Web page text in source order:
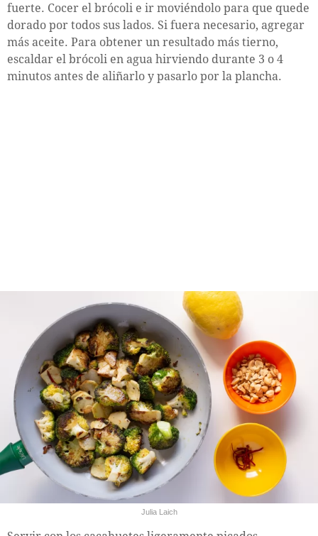
fuerte. Cocer el brócoli e ir moviéndolo para que quede
dorado por todos sus lados. Si fuera necesario, agregar
más aceite. Para obtener un resultado más tierno,
escaldar el brócoli en agua hirviendo durante 3 o 4
minutos antes de aliñarlo y pasarlo por la plancha.
Julia Laich